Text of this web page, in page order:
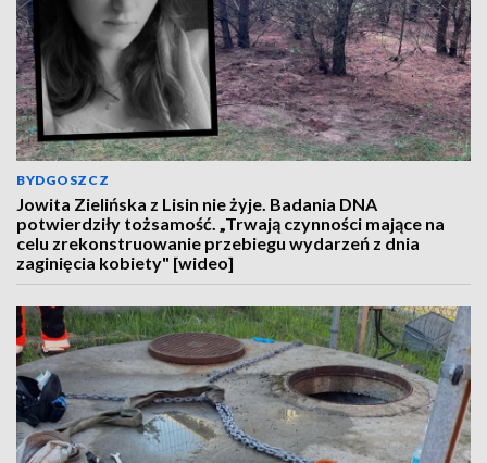
BYDGOSZCZ
Jowita Zielińska z Lisin nie żyje. Badania DNA
potwierdziły tożsamość. „Trwają czynności mające na
celu zrekonstruowanie przebiegu wydarzeń z dnia
zaginięcia kobiety" [wideo]